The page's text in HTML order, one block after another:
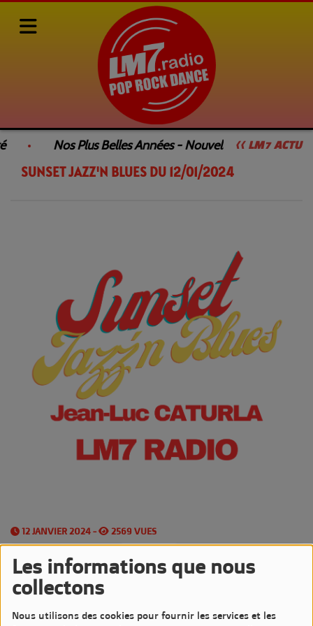
Les informations que nous
collectons
Nous utilisons des cookies pour fournir les services et les
<< LM7 ACTU
Nos Plus Belles Années - Nouvelle Émission
Rediffusions de nos émissions SUNSET JAZZ'N BLUES
SUNSET JAZZ'N BLUES DU 12/01/2024
12 JANVIER 2024 - 2569 VUES
Écouter le podcast
LesVendredis Soirs
avec l'émissionSunset Jazz'n Blues